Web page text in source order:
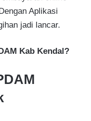
Aplikasi
jadi lancar.
Kab Kendal?